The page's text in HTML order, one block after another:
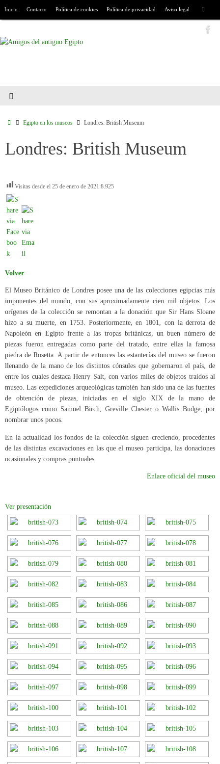
Inicio Contacto Política de cookies Política de privacidad Aviso legal
Egipto en los museos Londres: British Museum
Londres: British Museum
Visitas desde el 25 de enero de 2021:8.925
Volver
El Museo Británico de Londres posee una de las colecciones egipcias más
imponentes del mundo, con sus aproximadamente cien mil objetos. Los
orígenes de la colección se remontan a la donación que Sir Hans Sloane
hizo a su muerte, en 1753. Posteriormente, en 1801, con la derrota de
Napoleón en Egipto frente a las tropas británicas, un buen número de
piezas fueron entregadas como parte del tratado, entre ellas la famosa
piedra de Rosetta. A partir de entonces las estanterías del museo se fueron
llenando de la mano de los distintos cónsules que gobernaron el país, de
entre los cuales destaca Henry Salt, con varios miles de objetos traídos al
museo. Las expediciones arqueológicas también han sido una de las fuentes
de obtención de piezas, iniciadas en el siglo XIX de la mano de
Egiptólogos como Samuel Birch, Greville Chester o Wallis Budge, por
nombrar unos pocos.
En la actualidad los fondos de la colección siguen creciendo, procedentes
de las distintas excavaciones en las que el museo participa, las donaciones
ocasionales y compras puntuales.
Enlace oficial del museo
Ver presentación